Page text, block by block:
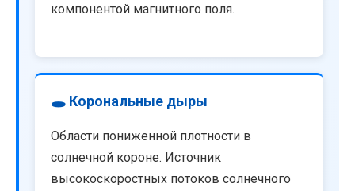
компонентой магнитного поля.
🕳️ Корональные дыры
Области пониженной плотности в
солнечной короне. Источник
высокоскоростных потоков солнечного